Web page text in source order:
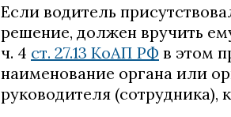
Если водитель
решение, должен вручить
ч. 4 ст. 27.13 КоАП РФ в этом
наименование органа или
руководителя (сотрудника),